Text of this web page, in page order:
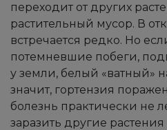
переходит от других
растительный мусор. В
встречается редко. Но
потемневшие побеги,
у земли, белый «ватный»
значит, гортензия
болезнь практически не
заразить другие растения